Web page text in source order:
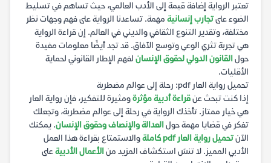
تعتبر الرواية إضافة قيمة إلى الأدب العالمي، حيث تساهم في تسليط
الضوء علىتجارب إنسانية مهمة. تساعدنا الرواية على فهم وجهات نظر
مختلفة، وتقدير التنوع الثقافي والديني في العالم. إن قراءة الرواية
هي تجربة تثري الوعي وتوسع الآفاق. قد تجد أيضًا معلومات مفيدة
حولالقانون الدولي لحقوق الإنسان لفهم الإطار القانوني لحماية
الأقليات.
تحميل رواية العار pdf: رحلة إلى عوالم مضطربة
إذا كنت تبحث عنقراءة أدبية مؤثرةومثيرة للتفكير، فإن رواية العار
هي خيار ممتاز. تأخذك الرواية في رحلة إلى عوالم مضطربة، وتجعلك
تفكر في قضايا مهمة حولالعدالة والإنصاف وحقوق الإنسان. يمكنك
الآنتحميل رواية العار pdf كاملة
والاستمتاع بقراءة هذا العمل
الأدبي المميز. لا تنسَ استكشاف المزيد منالأعمال الأدبيةعلى